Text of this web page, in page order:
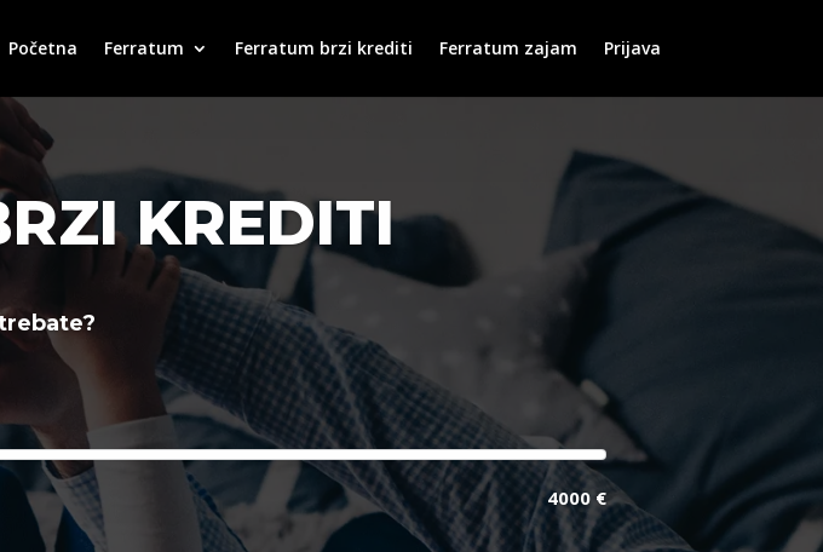
Početna Ferratum Ferratum brzi krediti Ferratum zajam Prijava
KREDITI
4000 €